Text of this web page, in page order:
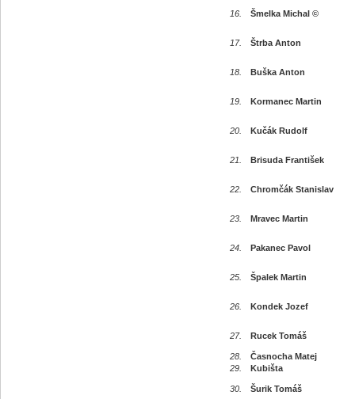
16. Šmelka Michal ©
17. Štrba Anton
18. Buška Anton
19. Kormanec Martin
20. Kučák Rudolf
21. Brisuda František
22. Chromčák Stanislav
23. Mravec Martin
24. Pakanec Pavol
25. Špalek Martin
26. Kondek Jozef
27. Rucek Tomáš
28.
Časnocha Matej
29.
Kubišta
30. Šurik Tomáš